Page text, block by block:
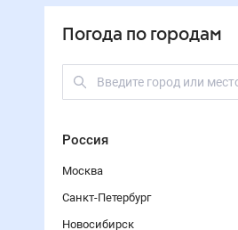
Погода по городам
Россия
Москва
Санкт-Петербург
Новосибирск